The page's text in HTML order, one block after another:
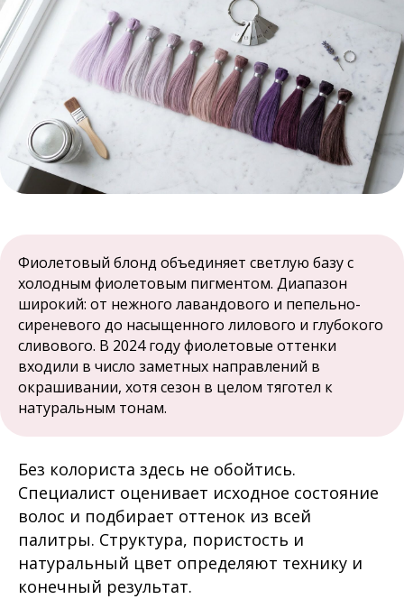
Фиолетовый блонд объединяет светлую базу с
холодным фиолетовым пигментом. Диапазон
широкий: от нежного лавандового и пепельно-
сиреневого до насыщенного лилового и глубокого
сливового. В 2024 году фиолетовые оттенки
входили в число заметных направлений в
окрашивании, хотя сезон в целом тяготел к
натуральным тонам.
Без колориста здесь не обойтись.
Специалист оценивает исходное состояние
волос и подбирает оттенок из всей
палитры. Структура, пористость и
натуральный цвет определяют технику и
конечный результат.